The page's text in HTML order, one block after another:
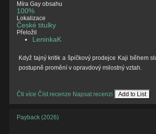
Míra Gay obsahu
100%
Lokalizace
České titulky
Přeložil
LeninkaK
Když tajný kritik a špičkový prodejce Kaji během
postupně promění v opravdový milostný vztah.
Čti více Číst recenze Napsat recenzi Add to List
Payback (2026)